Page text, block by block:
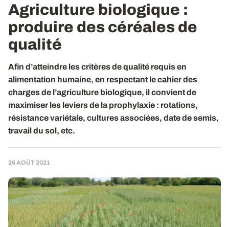
Agriculture biologique :
produire des céréales de
qualité
Afin d’atteindre les critères de qualité requis en
alimentation humaine, en respectant le cahier des
charges de l’agriculture biologique, il convient de
maximiser les leviers de la prophylaxie : rotations,
résistance variétale, cultures associées, date de semis,
travail du sol, etc.
26 AOÛT 2021